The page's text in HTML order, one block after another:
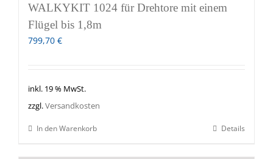
WALKYKIT 1024 für Drehtore mit einem
Flügel bis 1,8m
799,70 €
inkl. 19 % MwSt.
zzgl.Versandkosten
In den Warenkorb Details